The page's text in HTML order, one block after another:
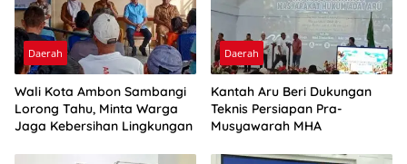
Daerah
Wali Kota Ambon Sambangi
Lorong Tahu, Minta Warga
Jaga Kebersihan Lingkungan
Daerah
Kantah Aru Beri Dukungan
Teknis Persiapan Pra-
Musyawarah MHA